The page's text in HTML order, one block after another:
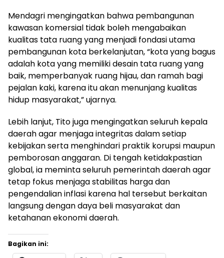
Mendagri mengingatkan bahwa pembangunan
kawasan komersial tidak boleh mengabaikan
kualitas tata ruang yang menjadi fondasi utama
pembangunan kota berkelanjutan, “kota yang bagus
adalah kota yang memiliki desain tata ruang yang
baik, memperbanyak ruang hijau, dan ramah bagi
pejalan kaki, karena itu akan menunjang kualitas
hidup masyarakat,” ujarnya.
Lebih lanjut, Tito juga mengingatkan seluruh kepala
daerah agar menjaga integritas dalam setiap
kebijakan serta menghindari praktik korupsi maupun
pemborosan anggaran. Di tengah ketidakpastian
global, ia meminta seluruh pemerintah daerah agar
tetap fokus menjaga stabilitas harga dan
pengendalian inflasi karena hal tersebut berkaitan
langsung dengan daya beli masyarakat dan
ketahanan ekonomi daerah.
Bagikan ini: